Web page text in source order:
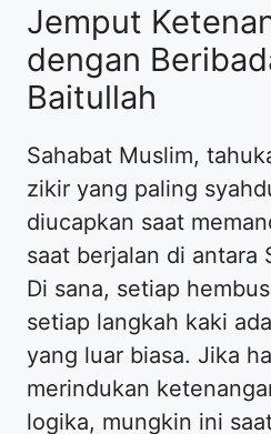
Jemput
dengan
Baitullah
Sahabat Muslim,
zikir yang paling
diucapkan saat
saat berjalan di antara
Di sana, setiap
setiap langkah kaki
yang luar biasa. Jika
merindukan
logika, mungkin ini